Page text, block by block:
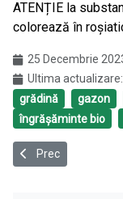
ATENȚIE la
colorează în
25 Decembrie
Ultima
grădină
gazon
îngrășăminte bio
Articol precedent:
Prec